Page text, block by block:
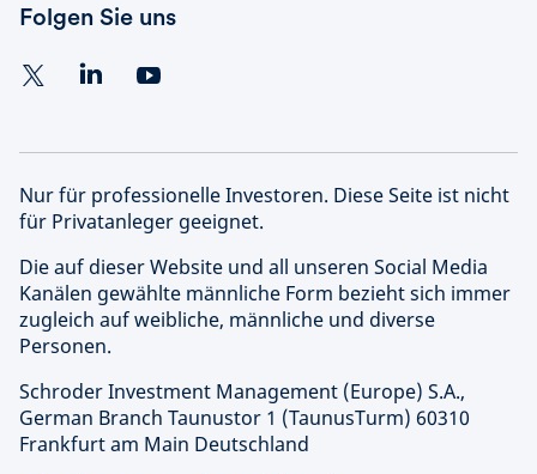
Folgen Sie uns
Nur für professionelle Investoren. Diese Seite ist nicht
für Privatanleger geeignet.
Die auf dieser Website und all unseren Social Media
Kanälen gewählte männliche Form bezieht sich immer
zugleich auf weibliche, männliche und diverse
Personen.
Schroder Investment Management (Europe) S.A.,
German Branch Taunustor 1 (TaunusTurm) 60310
Frankfurt am Main Deutschland